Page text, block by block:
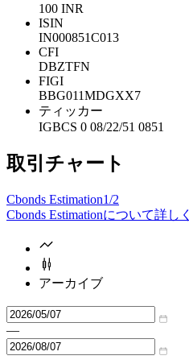
100 INR
ISIN
IN000851C013
CFI
DBZTFN
FIGI
BBG011MDGXX7
ティッカー
IGBCS 0 08/22/51 0851
取引チャート
Cbonds Estimation1/2
Cbonds Estimationについて詳しく
アーカイブ
—